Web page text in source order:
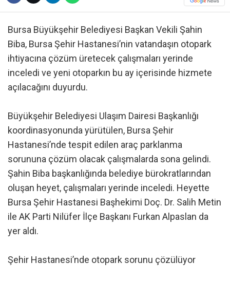
Bursa Büyükşehir Belediyesi Başkan Vekili Şahin
Biba, Bursa Şehir Hastanesi’nin vatandaşın otopark
ihtiyacına çözüm üretecek çalışmaları yerinde
inceledi ve yeni otoparkın bu ay içerisinde hizmete
açılacağını duyurdu.
Büyükşehir Belediyesi Ulaşım Dairesi Başkanlığı
koordinasyonunda yürütülen, Bursa Şehir
Hastanesi’nde tespit edilen araç parklanma
sorununa çözüm olacak çalışmalarda sona gelindi.
Şahin Biba başkanlığında belediye bürokratlarından
oluşan heyet, çalışmaları yerinde inceledi. Heyette
Bursa Şehir Hastanesi Başhekimi Doç. Dr. Salih Metin
ile AK Parti Nilüfer İlçe Başkanı Furkan Alpaslan da
yer aldı.
Şehir Hastanesi’nde otopark sorunu çözülüyor